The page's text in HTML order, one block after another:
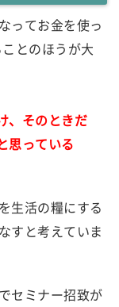
ってお金を使っ
とのほうが大
、そのときだ
思っている
生活の糧にする
すと考えていま
セミナー招致が